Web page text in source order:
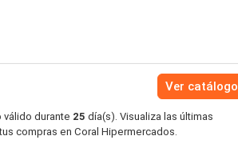
Ver catálogo
válido durante 25 día(s). Visualiza las últimas
compras en Coral Hipermercados.